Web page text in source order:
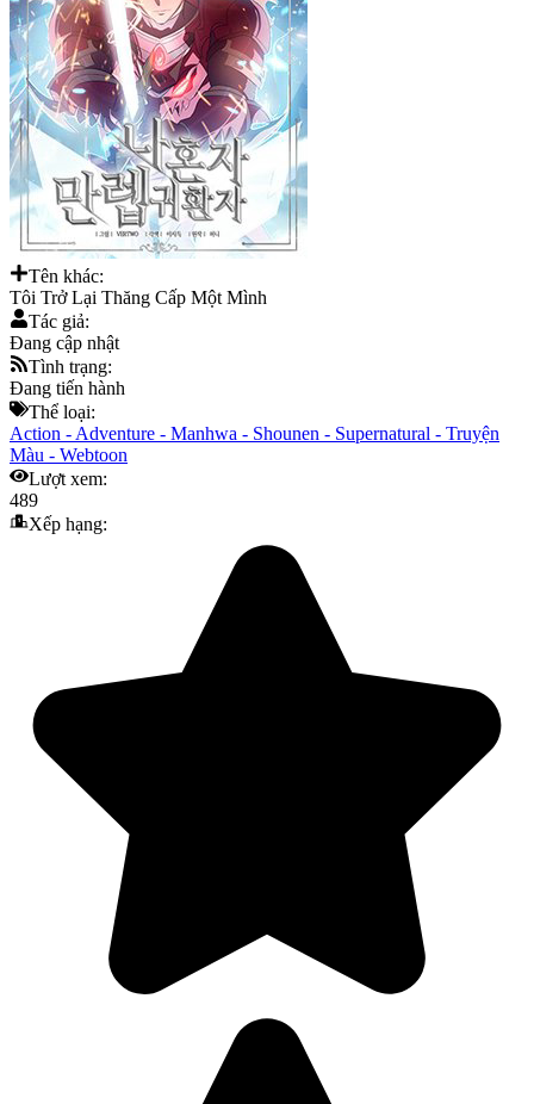
Tên khác:
Tôi Trở Lại Thăng Cấp Một Mình
Tác giả:
Đang cập nhật
Tình trạng:
Đang tiến hành
Thể loại:
Action - Adventure - Manhwa - Shounen - Supernatural - Truyện
Màu - Webtoon
Lượt xem:
489
Xếp hạng: